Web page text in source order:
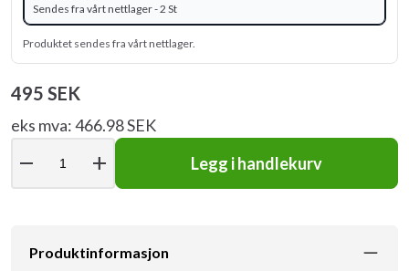
Sendes fra vårt nettlager - 2 St
Produktet sendes fra vårt nettlager.
495 SEK
eks mva: 466.98 SEK
remove add Legg i handlekurv
Produktinformasjon